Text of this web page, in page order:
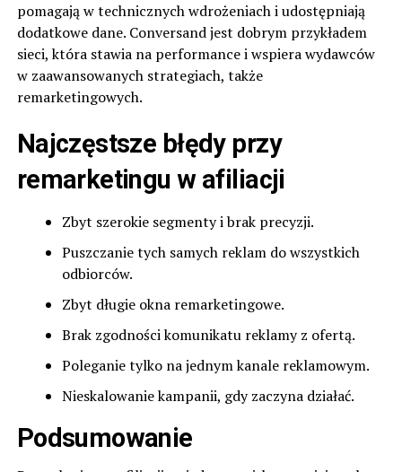
pomagają w technicznych wdrożeniach i udostępniają
dodatkowe dane. Conversandjest dobrym przykładem
sieci, która stawia na performance i wspiera wydawców
w zaawansowanych strategiach, także
remarketingowych.
Najczęstsze błędy przy
remarketingu w afiliacji
Zbyt szerokie segmenty i brak precyzji.
Puszczanie tych samych reklam do wszystkich
odbiorców.
Zbyt długie okna remarketingowe.
Brak zgodności komunikatu reklamy z ofertą.
Poleganie tylko na jednym kanale reklamowym.
Nieskalowanie kampanii, gdy zaczyna działać.
Podsumowanie